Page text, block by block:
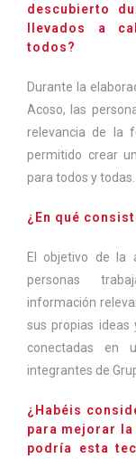
descubierto
llevados a
todos?
Durante la
Acoso, las
relevancia de la
permitido crear
para todos y todas.
¿En qué
El objetivo de la
personas
información
sus propias ideas
conectadas en
integrantes de
¿Habéis
para mejorar la
podría esta